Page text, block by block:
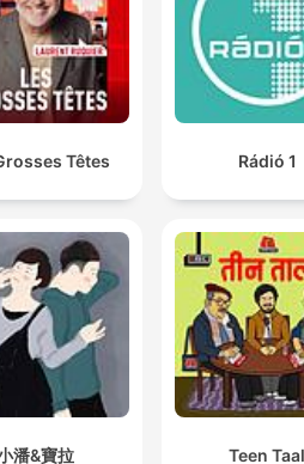
Têtes Rádió 1
潘&寶拉 Teen